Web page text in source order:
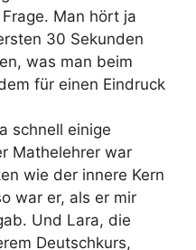
Man hört ja
30 Sekunden
was man beim
für einen Eindruck
schnell einige
Mathelehrer war
wie der innere Kern
war er, als er mir
Und Lara, die
Deutschkurs,